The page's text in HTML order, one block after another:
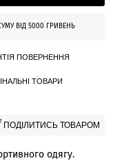
ВІД 5000 ГРИВЕНЬ
ПОВЕРНЕННЯ
ТОВАРИ
ПОДІЛИТИСЬ ТОВАРОМ
одягу.